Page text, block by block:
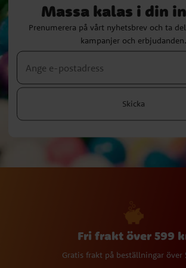
Massa kalas i din
Prenumerera på vårt nyhetsbrev och ta
kampanjer och erbjudanden.
Skicka
Fri frakt över 599
Gratis frakt på beställningar över